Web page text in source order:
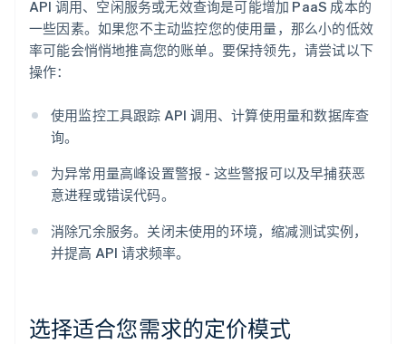
API 调用、空闲服务或无效查询是可能增加 PaaS 成本的
一些因素。如果您不主动监控您的使用量，那么小的低效
率可能会悄悄地推高您的账单。要保持领先，请尝试以下
操作：
使用监控工具跟踪 API 调用、计算使用量和数据库查
询。
为异常用量高峰设置警报 - 这些警报可以及早捕获恶
意进程或错误代码。
消除冗余服务。关闭未使用的环境，缩减测试实例，
并提高 API 请求频率。
选择适合您需求的定价模式